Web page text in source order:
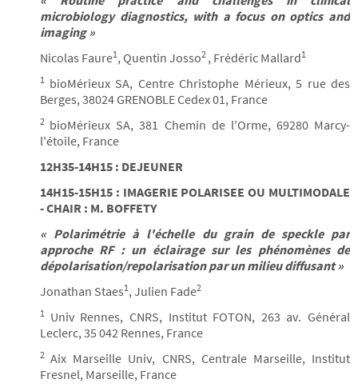
microbiology diagnostics, with a focus on optics and
imaging »
Nicolas Faure1, Quentin Josso2 , Frédéric Mallard1
1 bioMérieux SA, Centre Christophe Mérieux, 5 rue des
Berges, 38024 GRENOBLE Cedex 01, France
2 bioMérieux SA, 381 Chemin de l'Orme, 69280 Marcy-
l'étoile, France
12H35-14H15 : DEJEUNER
14H15-15H15 : IMAGERIE POLARISEE OU MULTIMODALE
- CHAIR : M. BOFFETY
« Polarimétrie à l'échelle du grain de speckle par
approche RF : un éclairage sur les phénomènes de
dépolarisation/repolarisation par un milieu diffusant »
Jonathan Staes1, Julien Fade2
1 Univ Rennes, CNRS, Institut FOTON, 263 av. Général
Leclerc, 35 042 Rennes, France
2 Aix Marseille Univ, CNRS, Centrale Marseille, Institut
Fresnel, Marseille, France